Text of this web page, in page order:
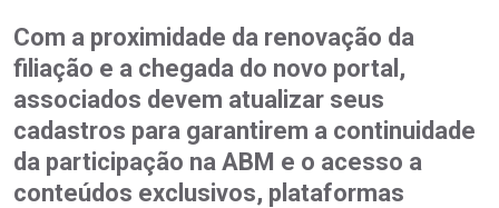
Com a proximidade da renovação da
filiação e a chegada do novo portal,
associados devem atualizar seus
cadastros para garantirem a continuidade
da participação na ABM e o acesso a
conteúdos exclusivos, plataformas